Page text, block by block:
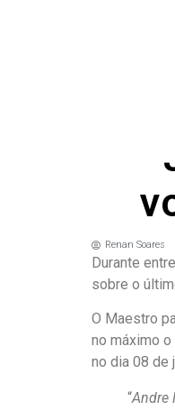
Renan Soares
Durante
sobre o
O Maestro
no máximo
no dia 08 de
“Andre